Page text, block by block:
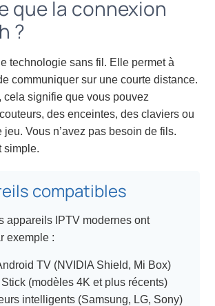
que la connexion
?
technologie sans fil. Elle permet à
communiquer sur une courte distance.
cela signifie que vous pouvez
des enceintes, des claviers ou
jeu. Vous n’avez pas besoin de fils.
simple.
compatibles
appareils IPTV modernes ont
exemple :
TV (NVIDIA Shield, Mi Box)
(modèles 4K et plus récents)
intelligents (Samsung, LG, Sony)